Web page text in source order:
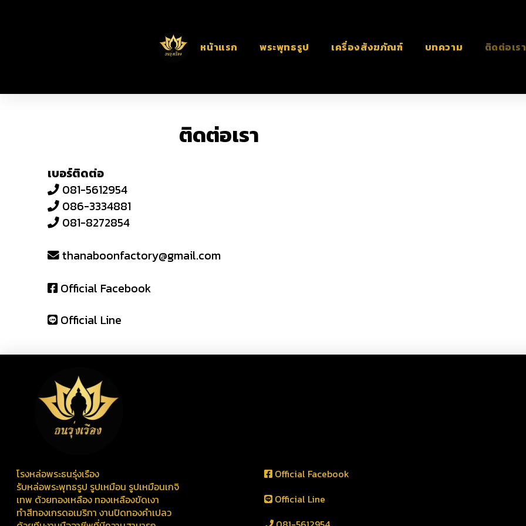
หน้าแรก พระพุทธรูป เครื่องสังฆภัณฑ์ บทความ ติดต่อเรา
ติดต่อเรา
เบอร์ติดต่อ
081-5612954
086-3334881
081-8272854
thanaboonfactory@gmail.com
Official Facebook
Official Line
โรงหล่อพระธนรุ่งเรือง
รับหล่อพระพุทธรูป รูปเหมือน รูปเหมือนเกจิ
เทพ ด้วยทองเหลือง ทองเหลืองขัดเงา
ทำสีทองเกรดอเมริกา งานปิดทองคำเปลว
Official Facebook
Official Line